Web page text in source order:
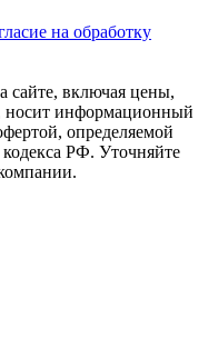
на обработку
сайте, включая цены,
носит информационный
определяемой
РФ. Уточняйте